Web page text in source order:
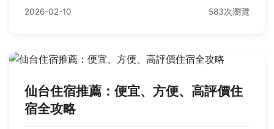
2026-02-10 583次瀏覽
仙台住宿推薦：便宜、方便、高評價住
宿全攻略